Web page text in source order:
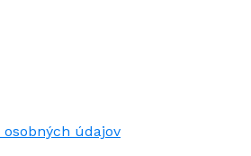
osobných údajov